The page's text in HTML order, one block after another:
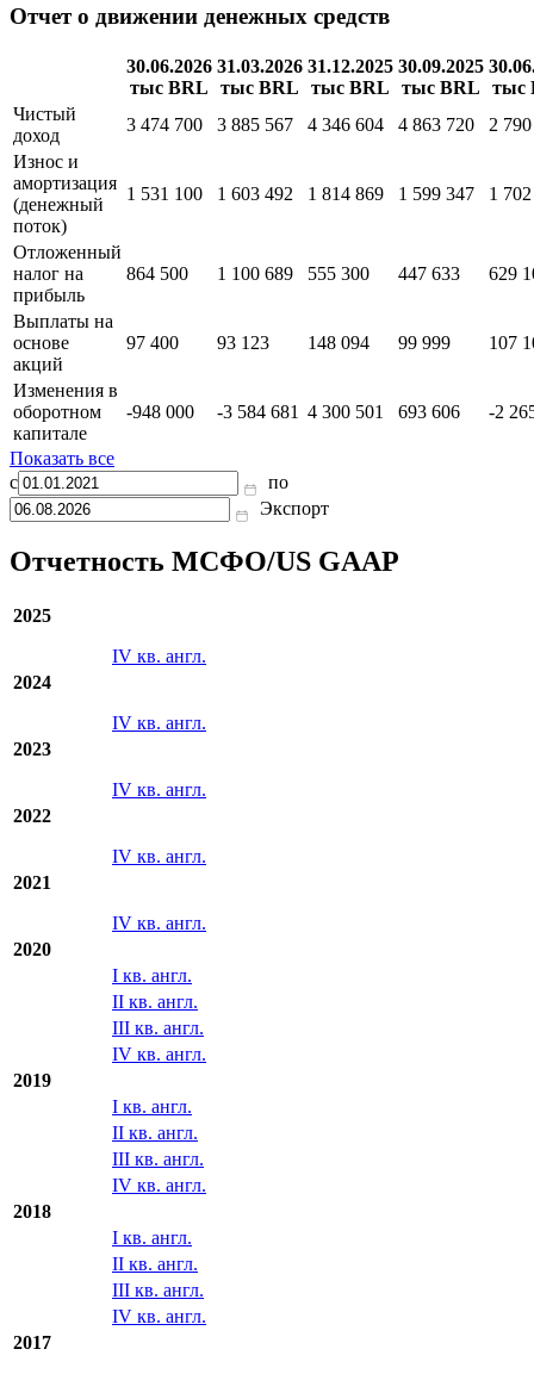
Отчет о движении денежных средств
30.06.2026
тыс BRL
31.03.2026
тыс BRL
31.12.2025
тыс BRL
30.09.2025
тыс BRL
тыс
Чистый
доход
3 474 700 3 885 567 4 346 604 4 863 720
2
Износ и
амортизация
(денежный
поток)
1 531 100 1 603 492 1 814 869 1 599 347 1
Отложенный
налог на
прибыль
864 500 1 100 689 555 300 447 633 629
Выплаты на
основе
акций
97 400 93 123 148 094 99 999 107
Изменения в
оборотном
капитале
-948 000 -3 584 681 4 300 501 693 606 -2
Показать все
с
по
Экспорт
Отчетность МСФО/US GAAP
2025
IV кв. англ.
2024
IV кв. англ.
2023
IV кв. англ.
2022
IV кв. англ.
2021
IV кв. англ.
2020
I кв. англ.
II кв. англ.
III кв. англ.
IV кв. англ.
2019
I кв. англ.
II кв. англ.
III кв. англ.
IV кв. англ.
2018
I кв. англ.
II кв. англ.
III кв. англ.
IV кв. англ.
2017